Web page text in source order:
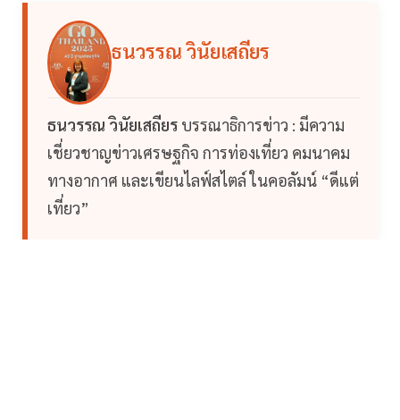
ธนวรรณ วินัยเสถียร
ธนวรรณ วินัยเสถียร บรรณาธิการข่าว : มีความ
เชี่ยวชาญข่าวเศรษฐกิจ การท่องเที่ยว คมนาคม
ทางอากาศ และเขียนไลฟ์สไตล์ ในคอลัมน์ “ดีแต่
เที่ยว”